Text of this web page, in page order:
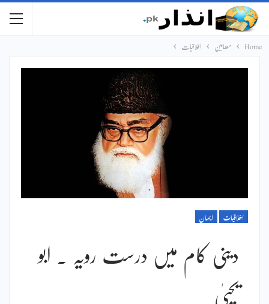
Home مضامین اخلاقیات
اخلاقیات ایمان
دینی کام میں درست رویہ ۔ ابو
یحییٰ